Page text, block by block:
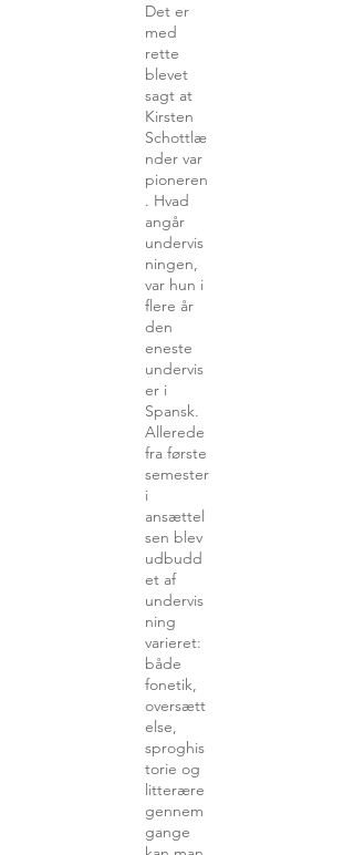
Det er
med
rette
blevet
sagt at
Kirsten
Schottlæ
nder var
pioneren
. Hvad
angår
undervis
ningen,
var hun i
flere år
den
eneste
undervis
er i
Spansk.
Allerede
fra første
semester
i
ansættel
sen blev
udbudd
et af
undervis
ning
varieret:
både
fonetik,
oversætt
else,
sproghis
torie og
litterære
gennem
gange